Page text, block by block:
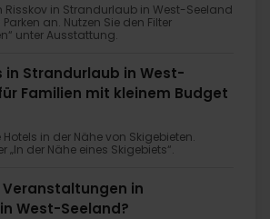
Risskov in Strandurlaub in West-Seeland
an. Nutzen Sie den Filter
unter Ausstattung.
in Strandurlaub in West-
Familien mit kleinem Budget
Hotels in der Nähe von Skigebieten.
„In der Nähe eines Skigebiets“.
in
West-Seeland?